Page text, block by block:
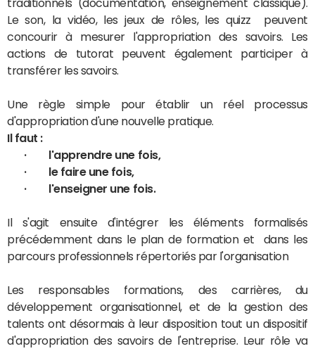
traditionnels (documentation, enseignement classique).
Le son, la vidéo, les jeux de rôles, les quizz peuvent
concourir à mesurer l'appropriation des savoirs. Les
actions de tutorat peuvent également participer à
transférer les savoirs.
Une règle simple pour établir un réel processus
d'appropriation d'une nouvelle pratique.
Il faut :
· l'apprendre une fois,
· le faire une fois,
· l'enseigner une fois.
Il s'agit ensuite d'intégrer les éléments formalisés
précédemment dans le plan de formation et dans les
parcours professionnels répertoriés par l'organisation
Les responsables formations, des carrières, du
développement organisationnel, et de la gestion des
talents ont désormais à leur disposition tout un dispositif
d'appropriation des savoirs de l'entreprise. Leur rôle va